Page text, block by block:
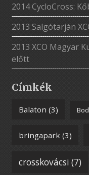
2014 CycloCross:
2013 Salgótarján
2013 XCO Magyar
előtt
Címkék
Balaton (3)
bringapark (3)
crosskovácsi (7)